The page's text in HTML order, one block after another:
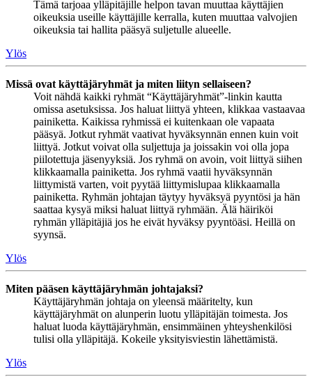
Tämä tarjoaa ylläpitäjille helpon tavan muuttaa käyttäjien
oikeuksia useille käyttäjille kerralla, kuten muuttaa valvojien
oikeuksia tai hallita pääsyä suljetulle alueelle.
Ylös
Missä ovat käyttäjäryhmät ja miten liityn sellaiseen?
Voit nähdä kaikki ryhmät “Käyttäjäryhmät”-linkin kautta
omissa asetuksissa. Jos haluat liittyä yhteen, klikkaa vastaavaa
painiketta. Kaikissa ryhmissä ei kuitenkaan ole vapaata
pääsyä. Jotkut ryhmät vaativat hyväksynnän ennen kuin voit
liittyä. Jotkut voivat olla suljettuja ja joissakin voi olla jopa
piilotettuja jäsenyyksiä. Jos ryhmä on avoin, voit liittyä siihen
klikkaamalla painiketta. Jos ryhmä vaatii hyväksynnän
liittymistä varten, voit pyytää liittymislupaa klikkaamalla
painiketta. Ryhmän johtajan täytyy hyväksyä pyyntösi ja hän
saattaa kysyä miksi haluat liittyä ryhmään. Älä häiriköi
ryhmän ylläpitäjiä jos he eivät hyväksy pyyntöäsi. Heillä on
syynsä.
Ylös
Miten pääsen käyttäjäryhmän johtajaksi?
Käyttäjäryhmän johtaja on yleensä määritelty, kun
käyttäjäryhmät on alunperin luotu ylläpitäjän toimesta. Jos
haluat luoda käyttäjäryhmän, ensimmäinen yhteyshenkilösi
tulisi olla ylläpitäjä. Kokeile yksityisviestin lähettämistä.
Ylös